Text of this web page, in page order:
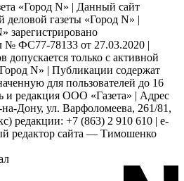
«Город N» | Данный сайт
деловой газеты «Город N» |
зарегистрировано
№ ФС77-78133 от 27.03.2020 |
допускается только с активной
N» | Публикации содержат
для пользователей до 16
и редакция ООО «Газета» | Адрес
Дону, ул. Варфоломеева, 261/81,
редакции: +7 (863) 2 910 610 | e-
редактор сайта — Тимошенко